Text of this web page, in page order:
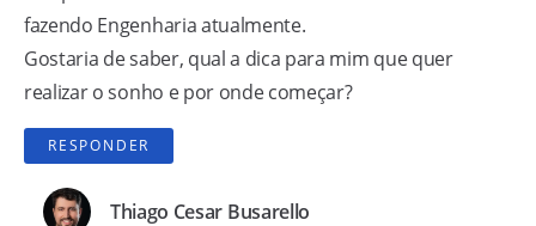
fazendo Engenharia atualmente.
Gostaria de saber, qual a dica para mim que quer
realizar o sonho e por onde começar?
RESPONDER
Thiago Cesar Busarello